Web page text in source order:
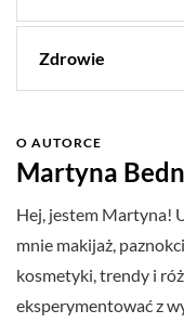
Zdrowie
O AUTORCE
Martyna
Hej, jestem Martyna!
mnie makijaż,
kosmetyki, trendy i
eksperymentować z